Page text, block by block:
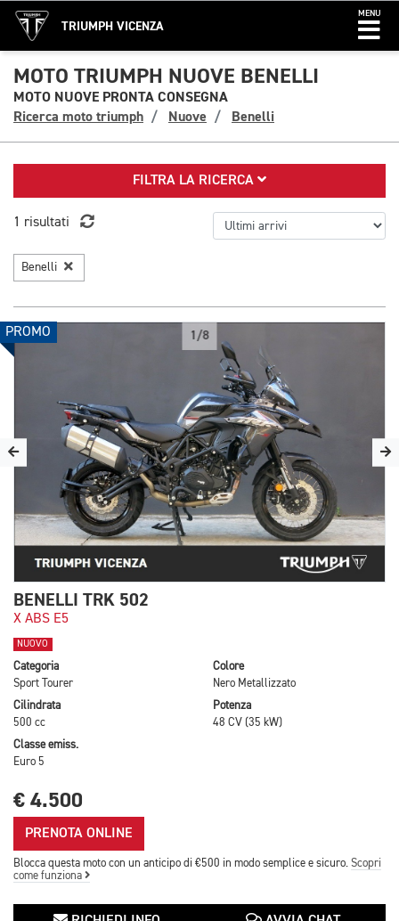
TRIUMPH VICENZA
MENU
MOTO TRIUMPH NUOVE BENELLI
MOTO NUOVE PRONTA CONSEGNA
Ricerca moto triumph
Nuove Benelli
FILTRA LA RICERCA
1 risultati
Benelli
PROMO 1/8
BENELLI TRK 502
X ABS E5
NUOVO
Categoria
Sport Tourer
Colore
Nero Metallizzato
Cilindrata
500 cc
Potenza
48 CV (35 kW)
Classe emiss.
Euro 5
€ 4.500
PRENOTA ONLINE
Blocca questa moto con un anticipo di €500 in modo semplice e sicuro. Scopri
come funziona